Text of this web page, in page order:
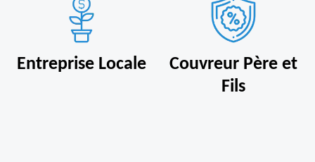
Entreprise Locale
Couvreur Père et
Fils